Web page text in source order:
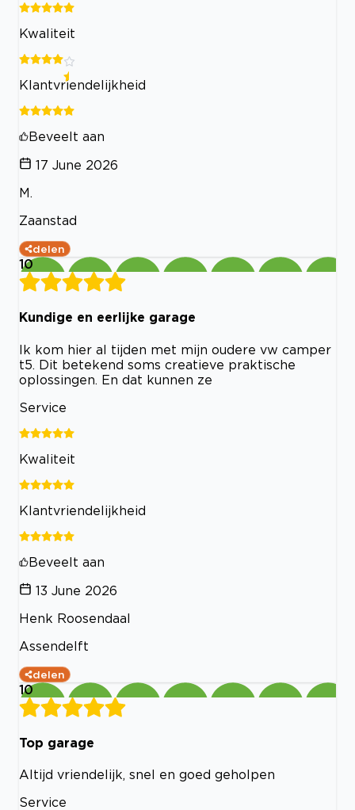
Kwaliteit
Klantvriendelijkheid
Beveelt aan
17 June 2026
M.
Zaanstad
delen
10
Kundige en eerlijke garage
Ik kom hier al tijden met mijn oudere vw camper
t5. Dit betekend soms creatieve praktische
oplossingen. En dat kunnen ze
Service
Kwaliteit
Klantvriendelijkheid
Beveelt aan
13 June 2026
Henk Roosendaal
Assendelft
delen
10
Top garage
Altijd vriendelijk, snel en goed geholpen
Service